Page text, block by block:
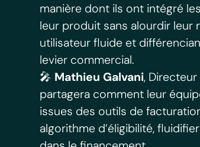
manière dont ils ont intégré
leur produit sans alourdir leur
utilisateur fluide et
levier commercial.
🎤 Mathieu Galvani,
partagera comment leur
issues des outils de
algorithme d’éligibilité,